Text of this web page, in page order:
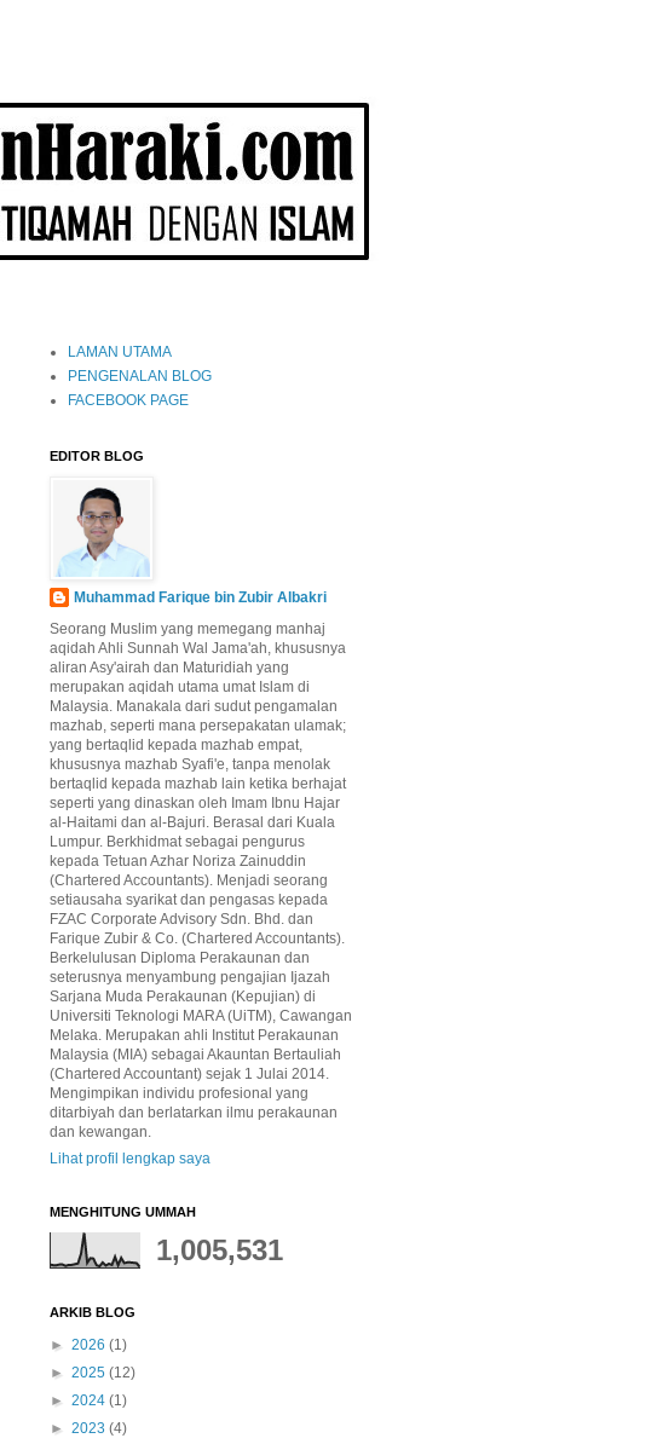
LAMAN UTAMA
PENGENALAN BLOG
FACEBOOK PAGE
EDITOR BLOG
Muhammad Farique bin Zubir Albakri
Seorang Muslim yang memegang manhaj
aqidah Ahli Sunnah Wal Jama'ah, khususnya
aliran Asy'airah dan Maturidiah yang
merupakan aqidah utama umat Islam di
Malaysia. Manakala dari sudut pengamalan
mazhab, seperti mana persepakatan ulamak;
yang bertaqlid kepada mazhab empat,
khususnya mazhab Syafi'e, tanpa menolak
bertaqlid kepada mazhab lain ketika berhajat
seperti yang dinaskan oleh Imam Ibnu Hajar
al-Haitami dan al-Bajuri. Berasal dari Kuala
Lumpur. Berkhidmat sebagai pengurus
kepada Tetuan Azhar Noriza Zainuddin
(Chartered Accountants). Menjadi seorang
setiausaha syarikat dan pengasas kepada
FZAC Corporate Advisory Sdn. Bhd. dan
Farique Zubir & Co. (Chartered Accountants).
Berkelulusan Diploma Perakaunan dan
seterusnya menyambung pengajian Ijazah
Sarjana Muda Perakaunan (Kepujian) di
Universiti Teknologi MARA (UiTM), Cawangan
Melaka. Merupakan ahli Institut Perakaunan
Malaysia (MIA) sebagai Akauntan Bertauliah
(Chartered Accountant) sejak 1 Julai 2014.
Mengimpikan individu profesional yang
ditarbiyah dan berlatarkan ilmu perakaunan
dan kewangan.
Lihat profil lengkap saya
MENGHITUNG UMMAH
1,005,531
ARKIB BLOG
► 2026 (1)
► 2025 (12)
► 2024 (1)
► 2023 (4)